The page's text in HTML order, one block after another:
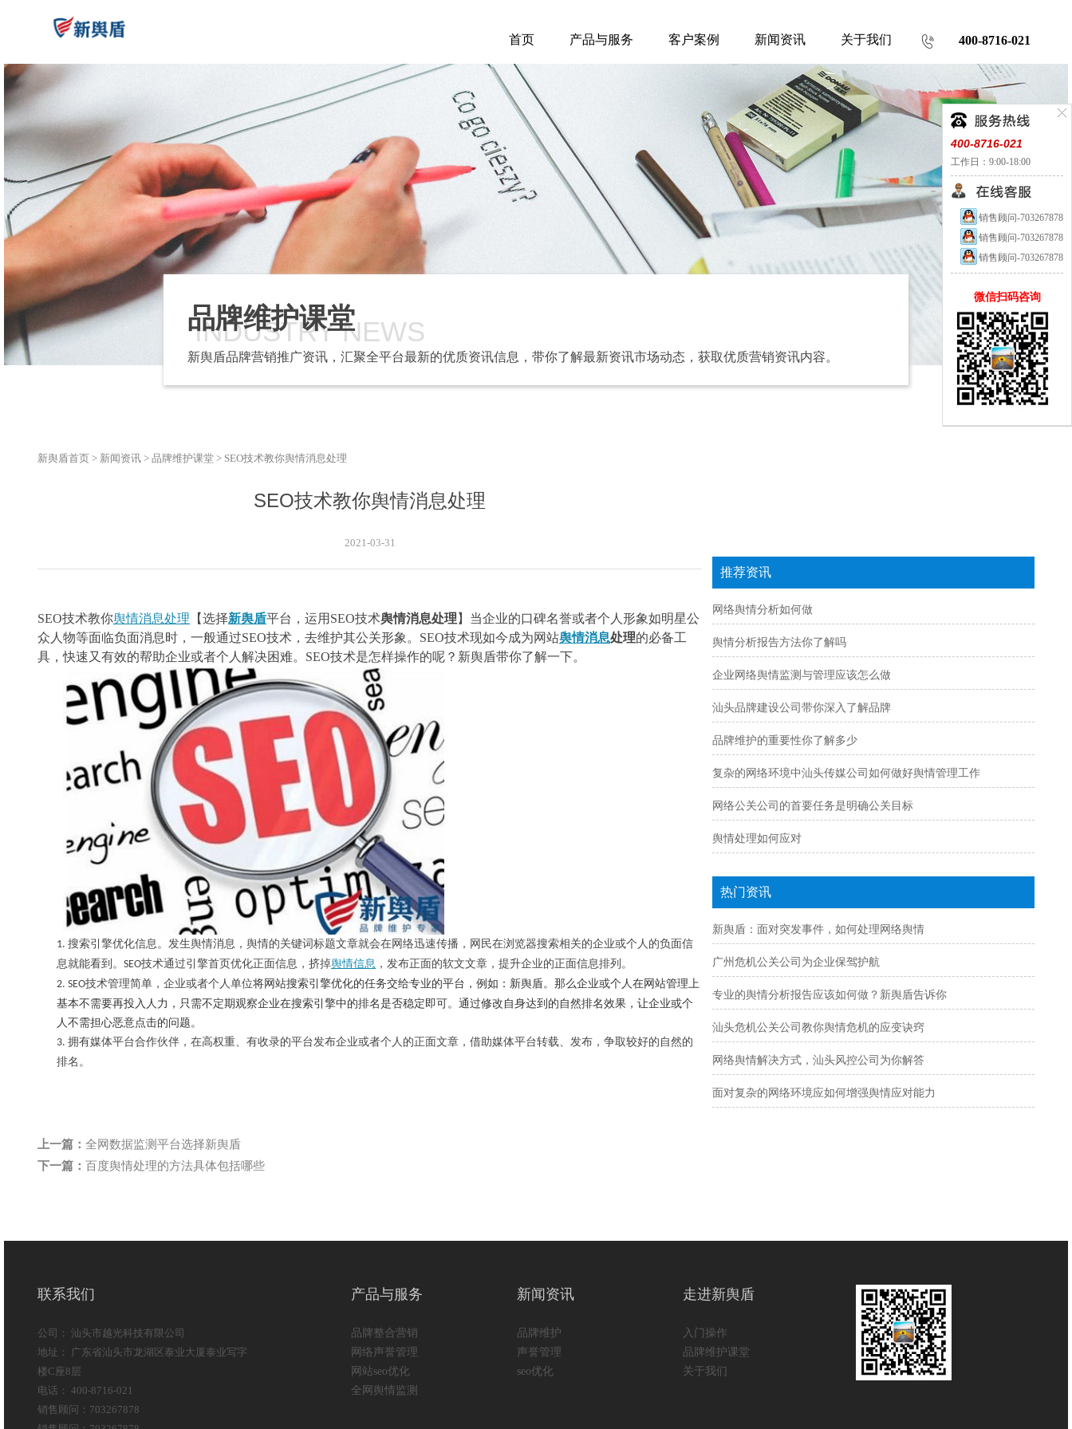
首页 产品与服务 客户案例 新闻资讯 关于我们 400-8716-021
品牌维护课堂
INDUSTRY NEWS
新舆盾品牌营销推广资讯，汇聚全平台最新的优质资讯信息，带你了解最新资讯市场动态，获取优质营销资讯内容。
新舆盾首页 > 新闻资讯 > 品牌维护课堂 > SEO技术教你舆情消息处理
SEO技术教你舆情消息处理
2021-03-31
SEO技术教你舆情消息处理 【选择新舆盾平台，运用 SEO技术舆情消息处理 】当企业的口碑名誉或者个人形象如明星公
众人物等面临负面消息时，一般通过SEO技术，去维护其公关形象。SEO技术现如今成为网站舆情消息处理的必备工
具，快速又有效的帮助企业或者个人解决困难。 SEO技术是怎样操作的呢？新舆盾带你了解一下。
1. 搜索引擎优化信息。发生舆情消息，舆情的关键词标题文章就会在网络迅速传播，网民在浏览器搜索相关的企业或个人的负面信
息就能看到。 SEO技术通过引擎首页优化正面信息，挤掉舆情信息 ，发布正面的软文文章，提升企业的正面信息排列。
2. SEO技术管理简单，企业或者个人单位将网站搜索引擎优化的任务交给专业的平台，例如：新舆盾。那么企业或个人在网站管理上
基本不需要再投入人力，只需不定期观察企业在搜索引擎中的排名是否稳定即可。通过修改自身达到的自然排名效果，让企业或个
人不需担心恶意点击的问题。
3. 拥有媒体平台合作伙伴，在高权重、有收录的平台发布企业或者个人的正面文章，借助媒体平台转载、发布，争取较好的自然的
排名。
上一篇： 全网数据监测平台选择新舆盾
下一篇： 百度舆情处理的方法具体包括哪些
推荐资讯
网络舆情分析如何做
舆情分析报告方法你了解吗
企业网络舆情监测与管理应该怎么做
汕头品牌建设公司带你深入了解品牌
品牌维护的重要性你了解多少
复杂的网络环境中汕头传媒公司如何做好舆情管理工作
网络公关公司的首要任务是明确公关目标
舆情处理如何应对
热门资讯
新舆盾：面对突发事件，如何处理网络舆情
广州危机公关公司为企业保驾护航
专业的舆情分析报告应该如何做？新舆盾告诉你
汕头危机公关公司教你舆情危机的应变诀窍
网络舆情解决方式，汕头风控公司为你解答
面对复杂的网络环境应如何增强舆情应对能力
联系我们
公司： 汕头市越光科技有限公司
地址： 广东省汕头市龙湖区泰业大厦泰业写字
楼C座8层
电话： 400-8716-021
销售顾问：703267878
产品与服务
品牌整合营销
网络声誉管理
网站seo优化
全网舆情监测
新闻资讯
品牌维护
声誉管理
seo优化
走进新舆盾
入门操作
品牌维护课堂
关于我们
400-8716-021
工作日：9:00-18:00
销售顾问-703267878
销售顾问-703267878
销售顾问-703267878
微信扫码咨询